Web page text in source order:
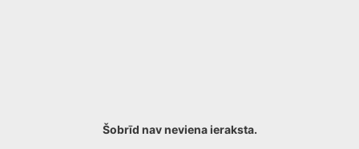
Šobrīd nav neviena ieraksta.